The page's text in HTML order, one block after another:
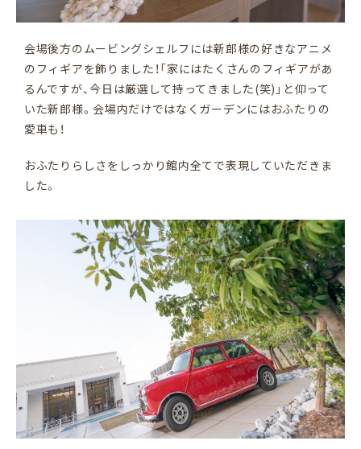
会場後方のムービングシェルフには新郎様の好きなアニメ
のフィギアを飾りました！「家にはたくさんのフィギアがあ
るんですが、今日は厳選して持ってきました(笑)」と仰って
いた新郎様。会場内だけではなくガーデンにはおふたりの
愛車も！
おふたりらしさをしっかり館内全てで表現していただきま
した。